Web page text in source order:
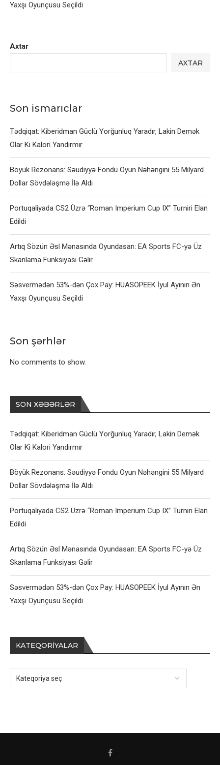
Axtar
AXTAR
Son ismarıclar
Tədqiqat: Kiberidman Güclü Yorğunluq Yaradır, Lakin Demək
Olar Ki Kalori Yandırmır
Böyük Rezonans: Səudiyyə Fondu Oyun Nəhəngini 55 Milyard
Dollar Sövdələşmə İlə Aldı
Portuqaliyada CS2 Üzrə “Roman Imperium Cup IX” Turniri Elan
Edildi
Artıq Sözün Əsl Mənasında Oyundasan: EA Sports FC-yə Üz
Skanlama Funksiyası Gəlir
Səsvermədən 53%-dən Çox Pay: HUASOPEEK İyul Ayının Ən
Yaxşı Oyunçusu Seçildi
Son şərhlər
No comments to show.
SON XƏBƏRLƏR
Tədqiqat: Kiberidman Güclü Yorğunluq Yaradır, Lakin Demək
Olar Ki Kalori Yandırmır
Böyük Rezonans: Səudiyyə Fondu Oyun Nəhəngini 55 Milyard
Dollar Sövdələşmə İlə Aldı
Portuqaliyada CS2 Üzrə “Roman Imperium Cup IX” Turniri Elan
Edildi
Artıq Sözün Əsl Mənasında Oyundasan: EA Sports FC-yə Üz
Skanlama Funksiyası Gəlir
Səsvermədən 53%-dən Çox Pay: HUASOPEEK İyul Ayının Ən
Yaxşı Oyunçusu Seçildi
KATEQORIYALAR
Yaxşı Oyunçusu Seçildi